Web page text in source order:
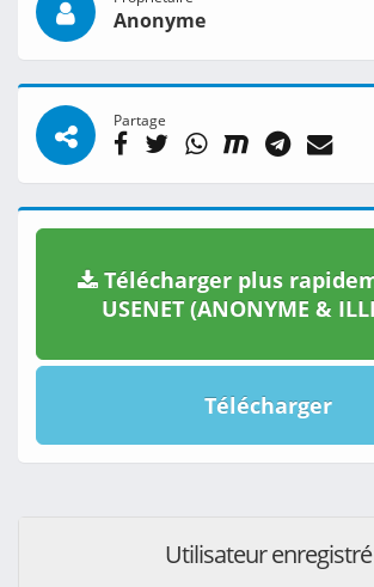
Anonyme
Partage
Télécharger plus
USENET (ANONYME &
Télécharger
Utilisateur enregistré